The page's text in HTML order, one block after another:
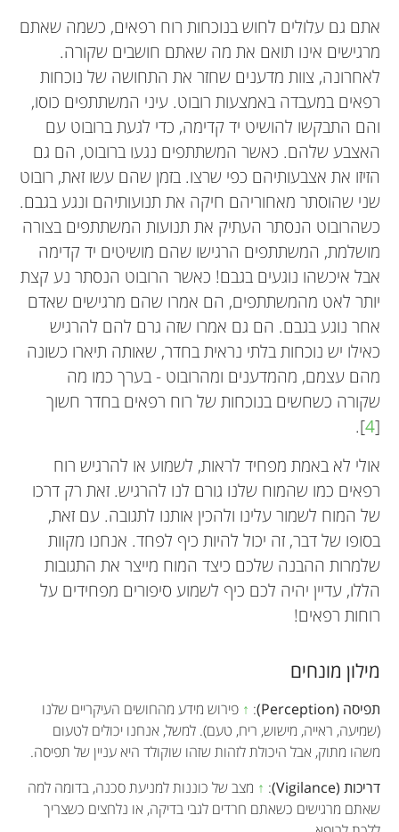
אתם גם עלולים לחוש בנוכחות רוח רפאים, כשמה שאתם
מרגישים אינו תואם את מה שאתם חושבים שקורה.
לאחרונה, צוות מדענים שחזר את התחושה של נוכחות
רפאים במעבדה באמצעות רובוט. עיני המשתתפים כוסו,
והם התבקשו להושיט יד קדימה, כדי לגעת ברובוט עם
האצבע שלהם. כאשר המשתתפים נגעו ברובוט, הם גם
הזיזו את אצבעותיהם כפי שרצו. בזמן שהם עשו זאת, רובוט
שני שהוסתר מאחוריהם חיקה את תנועותיהם ונגע בגבם.
כשהרובוט הנסתר העתיק את תנועות המשתתפים בצורה
מושלמת, המשתתפים הרגישו שהם מושיטים יד קדימה
אבל איכשהו נוגעים בגבם! כאשר הרובוט הנסתר נע קצת
יותר לאט מהמשתתפים, הם אמרו שהם מרגישים שאדם
אחר נוגע בגבם. הם גם אמרו שזה גרם להם להרגיש
כאילו יש נוכחות בלתי נראית בחדר, שאותה תיארו כשונה
מהם עצמם, מהמדענים ומהרובוט - בערך כמו מה
שקורה כשחשים בנוכחות של רוח רפאים בחדר חשוך
[
4
].
אולי לא באמת מפחיד לראות, לשמוע או להרגיש רוח
רפאים כמו שהמוח שלנו גורם לנו להרגיש. זאת רק דרכו
של המוח לשמור עלינו ולהכין אותנו לתגובה. עם זאת,
בסופו של דבר, זה יכול להיות כיף לפחד. אנחנו מקוות
שלמרות ההבנה שלכם כיצד המוח מייצר את התגובות
הללו, עדיין יהיה לכם כיף לשמוע סיפורים מפחידים על
רוחות רפאים!
מילון מונחים
תפיסה (Perception) :
↑ פירוש מידע מהחושים העיקריים שלנו
(שמיעה, ראייה, מישוש, ריח, טעם). למשל, אנחנו יכולים לטעום
משהו מתוק, אבל היכולת לזהות שזהו שוקולד היא עניין של תפיסה.
דריכות (Vigilance)
:
↑ מצב של כוננות למניעת סכנה, בדומה למה
שאתם מרגישים כשאתם חרדים לגבי בדיקה, או נלחצים כשצריך